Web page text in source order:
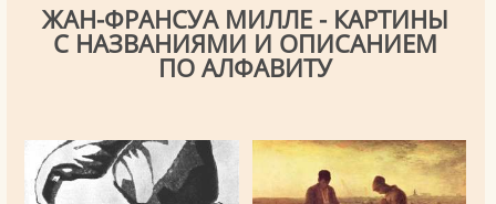
ЖАН-ФРАНСУА МИЛЛЕ - КАРТИНЫ
С НАЗВАНИЯМИ И ОПИСАНИЕМ
ПО АЛФАВИТУ